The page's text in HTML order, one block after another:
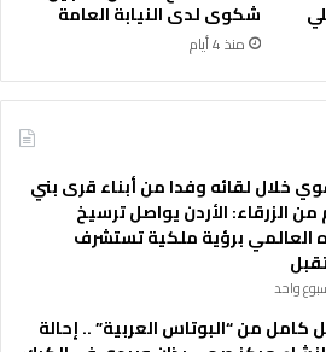
شكوى لدى النيابة العامة
منذ 4 أيام
خلال لقائه وفدا من أبناء قرى بني
الزرقاء: الأردن يواصل ترسيخ
العالمي برؤية ملكية تستشرف
واحد
كامل من “البوتاس العربية” .. إحالة